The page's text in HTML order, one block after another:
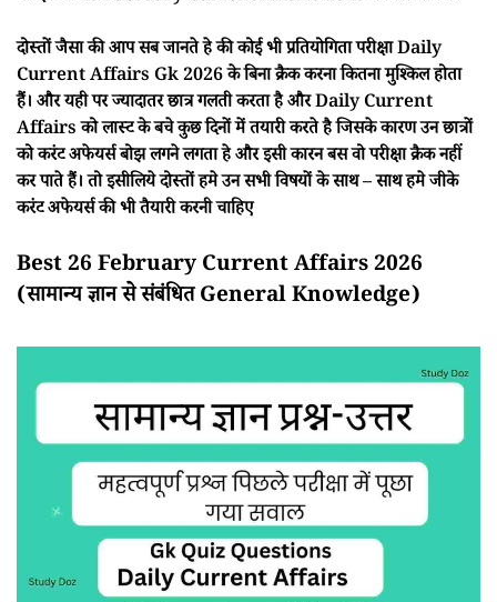
दोस्तों जैसा की आप सब जानते हे की कोई भी प्रतियोगिता परीक्षा Daily
Current Affairs Gk 2026 के बिना क्रैक करना कितना मुश्किल होता
हैं। और यही पर ज्यादातर छात्र गलती करता है और Daily Current
Affairs को लास्ट के बचे कुछ दिनों में तयारी करते है जिसके कारण उन छात्रों
को करंट अफेयर्स बोझ लगने लगता हे और इसी कारन बस वो परीक्षा क्रैक नहीं
कर पाते हैं। तो इसीलिये दोस्तों हमे उन सभी विषयों के साथ – साथ हमे जीके
करंट अफेयर्स की भी तैयारी करनी चाहिए
Best 26 February Current Affairs 2026
(सामान्य ज्ञान से संबंधित General Knowledge)